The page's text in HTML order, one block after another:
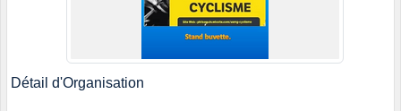
Détail d'Organisation